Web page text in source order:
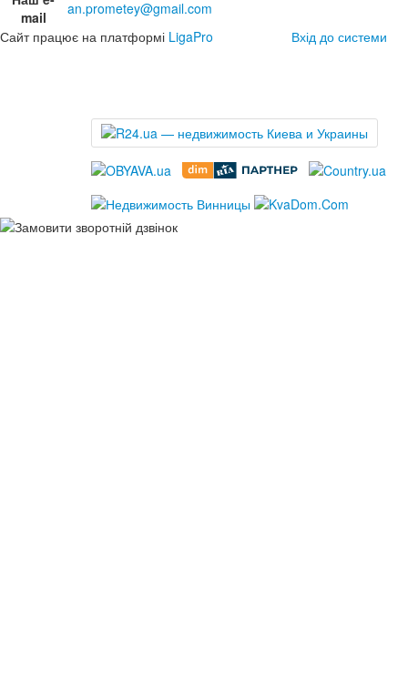
mail
an.prometey@gmail.com
Сайт працює на платформі LigaPro Вхід до системи